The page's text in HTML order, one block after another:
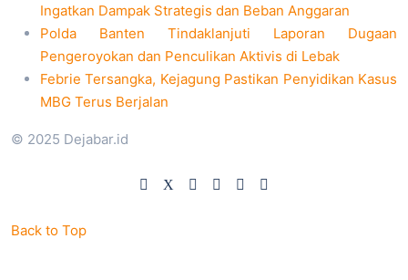
Ingatkan Dampak Strategis dan Beban Anggaran
Polda Banten Tindaklanjuti Laporan Dugaan
Pengeroyokan dan Penculikan Aktivis di Lebak
Febrie Tersangka, Kejagung Pastikan Penyidikan Kasus
MBG Terus Berjalan
© 2025 Dejabar.id
Back to Top